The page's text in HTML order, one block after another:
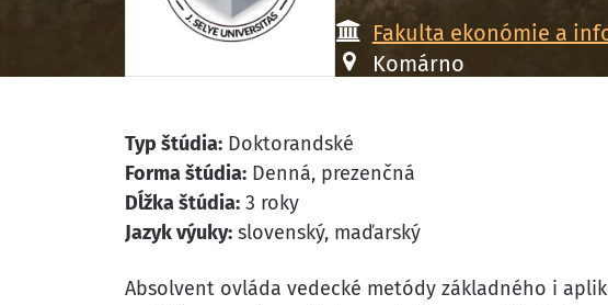
Fakulta ekonómie a
Komárno
Typ štúdia: Doktorandské
Forma štúdia: Denná, prezenčná
Dĺžka štúdia: 3 roky
Jazyk výuky: slovenský, maďarský
Absolvent ovláda vedecké metódy základného i